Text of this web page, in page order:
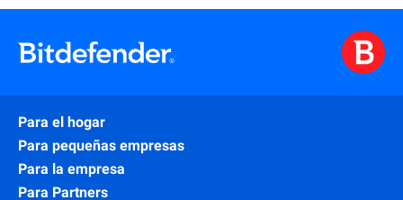
Para el hogar
Para pequeñas empresas
Para la empresa
Para Partners